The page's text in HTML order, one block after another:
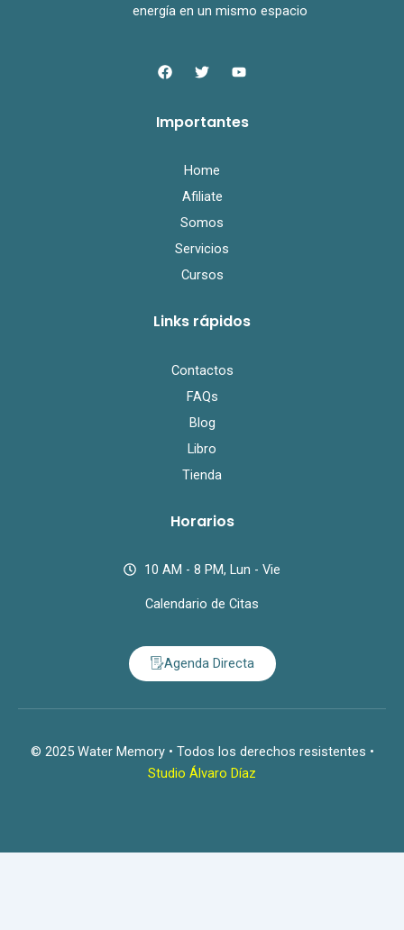
energía en un mismo espacio
F
a
b
T
w
t
Y
o
u
Importantes
Home
Afiliate
Somos
Servicios
Cursos
Links rápidos
Contactos
FAQs
Blog
Libro
Tienda
Horarios
10 AM - 8 PM, Lun - Vie
Calendario de Citas
Agenda Directa
© 2025 Water Memory • Todos los derechos resistentes •
Studio Álvaro Díaz